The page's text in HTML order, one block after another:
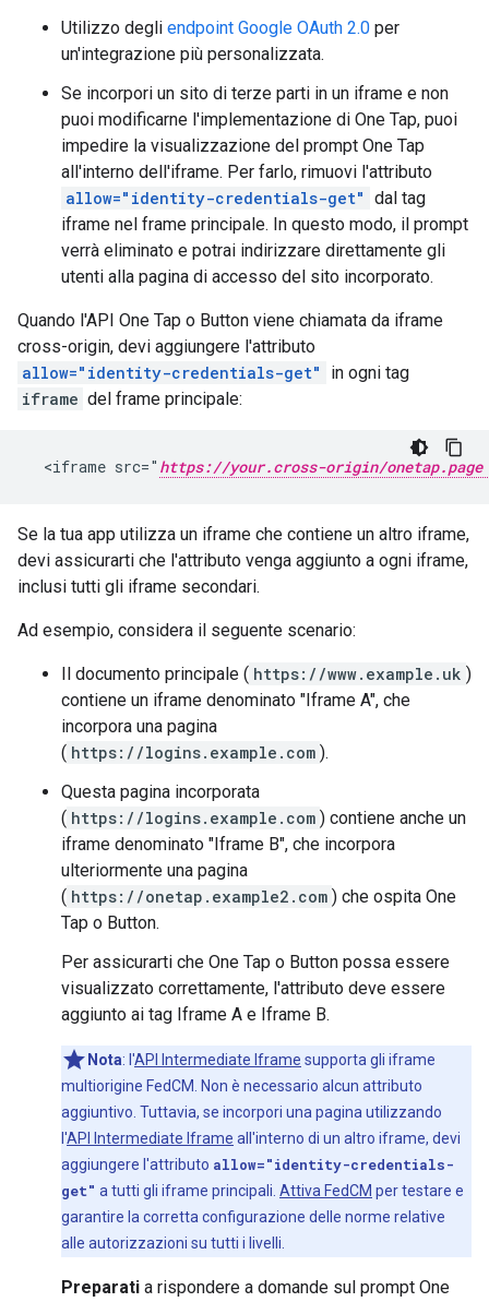
Utilizzo degli endpoint Google OAuth 2.0 per
un'integrazione più personalizzata.
Se incorpori un sito di terze parti in un iframe e non
puoi modificarne l'implementazione di One Tap, puoi
impedire la visualizzazione del prompt One Tap
all'interno dell'iframe. Per farlo, rimuovi l'attributo
allow="identity-credentials-get" dal tag
iframe nel frame principale. In questo modo, il prompt
verrà eliminato e potrai indirizzare direttamente gli
utenti alla pagina di accesso del sito incorporato.
Quando l'API One Tap o Button viene chiamata da iframe
cross-origin, devi aggiungere l'attributo
allow="identity-credentials-get"
in ogni tag
iframe del frame principale:
  <iframe src="
https://your.cross-origin/onetap.page
Se la tua app utilizza un iframe che contiene un altro iframe,
devi assicurarti che l'attributo venga aggiunto a ogni iframe,
inclusi tutti gli iframe secondari.
Ad esempio, considera il seguente scenario:
Il documento principale ( https://www.example.uk )
contiene un iframe denominato "Iframe A", che
incorpora una pagina
( https://logins.example.com ).
Questa pagina incorporata
( https://logins.example.com ) contiene anche un
iframe denominato "Iframe B", che incorpora
ulteriormente una pagina
( https://onetap.example2.com ) che ospita One
Tap o Button.
Per assicurarti che One Tap o Button possa essere
visualizzato correttamente, l'attributo deve essere
aggiunto ai tag Iframe A e Iframe B.
Nota: l'API Intermediate Iframe supporta gli iframe
multiorigine FedCM. Non è necessario alcun attributo
aggiuntivo. Tuttavia, se incorpori una pagina utilizzando
l'API Intermediate Iframe all'interno di un altro iframe, devi
aggiungere l'attributo allow="identity-credentials-
get" a tutti gli iframe principali. Attiva FedCM per testare e
garantire la corretta configurazione delle norme relative
alle autorizzazioni su tutti i livelli.
Preparati a rispondere a domande sul prompt One